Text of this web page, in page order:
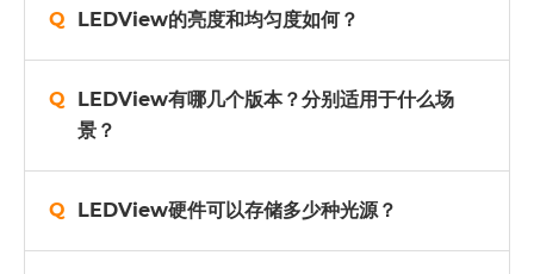
LEDView的亮度和均匀度如何？
LEDView有哪几个版本？分别适用于什么场
景？
LEDView硬件可以存储多少种光源？